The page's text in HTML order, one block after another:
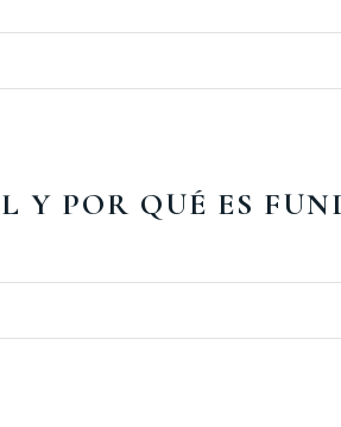
Y POR QUÉ ES